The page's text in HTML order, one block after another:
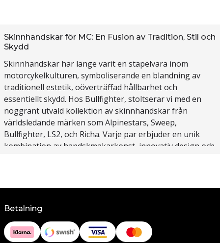
Skinnhandskar för MC: En Fusion av Tradition, Stil och
Skydd
Skinnhandskar har länge varit en stapelvara inom
motorcykelkulturen, symboliserande en blandning av
traditionell estetik, oöverträffad hållbarhet och
essentiellt skydd. Hos Bullfighter, stoltserar vi med en
noggrant utvald kollektion av skinnhandskar från
världsledande märken som Alpinestars, Sweep,
Bullfighter, LS2, och Richa. Varje par erbjuder en unik
kombination av handskmakarkonst, innovativ design och
Alpinestars: Pionjärer inom Prestanda och Skydd
inom motorcykelsäkerhet. Deras skinnhandskar är ingen
undantag, utformade med precision för att ge optimalt
Betalning